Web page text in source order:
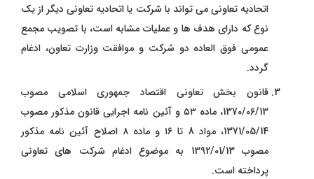
اتحادیه تعاونی می ‌تواند با شرکت یا اتحادیه تعاونی دیگر از یک
نوع که دارای هدف‌ ها و عملیات مشابه است، با تصویب مجمع
عمومی فوق ‌العاده دو شرکت و موافقت وزارت تعاون، ادغام
گردد.
قانون بخش تعاونی اقتصاد جمهوری اسلامی مصوب
1370/06/13، ماده ۵۳ و آئین ‌نامه اجرایی قانون مذکور مصوب
1371/05/14، مواد 8 تا ۱۶ و ماده ۸ اصلاح آئین ‌نامه مذکور
مصوب 1392/01/13 به موضوع ادغام شرکت ‌های تعاونی
پرداخته است.